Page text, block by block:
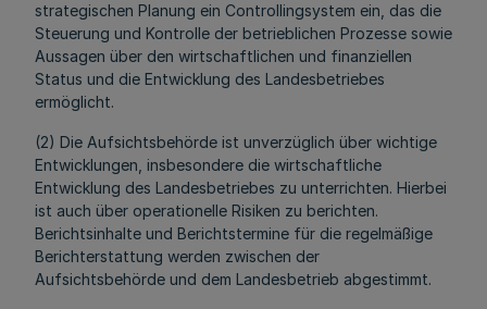
strategischen Planung ein Controllingsystem ein, das die
Steuerung und Kontrolle der betrieblichen Prozesse sowie
Aussagen über den wirtschaftlichen und finanziellen
Status und die Entwicklung des Landesbetriebes
ermöglicht.
(2) Die Aufsichtsbehörde ist unverzüglich über wichtige
Entwicklungen, insbesondere die wirtschaftliche
Entwicklung des Landesbetriebes zu unterrichten. Hierbei
ist auch über operationelle Risiken zu berichten.
Berichtsinhalte und Berichtstermine für die regelmäßige
Berichterstattung werden zwischen der
Aufsichtsbehörde und dem Landesbetrieb abgestimmt.